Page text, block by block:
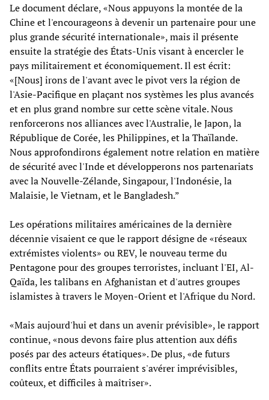
Le document déclare, «Nous appuyons la montée de la
Chine et l'encourageons à devenir un partenaire pour une
plus grande sécurité internationale», mais il présente
ensuite la stratégie des États-Unis visant à encercler le
pays militairement et économiquement. Il est écrit:
«[Nous] irons de l'avant avec le pivot vers la région de
l'Asie-Pacifique en plaçant nos systèmes les plus avancés
et en plus grand nombre sur cette scène vitale. Nous
renforcerons nos alliances avec l'Australie, le Japon, la
République de Corée, les Philippines, et la Thaïlande.
Nous approfondirons également notre relation en matière
de sécurité avec l'Inde et développerons nos partenariats
avec la Nouvelle-Zélande, Singapour, l'Indonésie, la
Malaisie, le Vietnam, et le Bangladesh.”
Les opérations militaires américaines de la dernière
décennie visaient ce que le rapport désigne de «réseaux
extrémistes violents» ou REV, le nouveau terme du
Pentagone pour des groupes terroristes, incluant l'EI, Al-
Qaïda, les talibans en Afghanistan et d'autres groupes
islamistes à travers le Moyen-Orient et l'Afrique du Nord.
«Mais aujourd'hui et dans un avenir prévisible», le rapport
continue, «nous devons faire plus attention aux défis
posés par des acteurs étatiques». De plus, «de futurs
conflits entre États pourraient s'avérer imprévisibles,
coûteux, et difficiles à maîtriser».